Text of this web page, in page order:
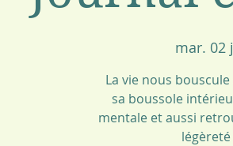
mar. 02
La vie nous
sa boussole
mentale et aussi